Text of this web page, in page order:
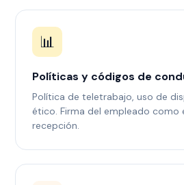
📊
Políticas y códigos de
Política de teletrabajo, uso de
ético. Firma del empleado como
recepción.